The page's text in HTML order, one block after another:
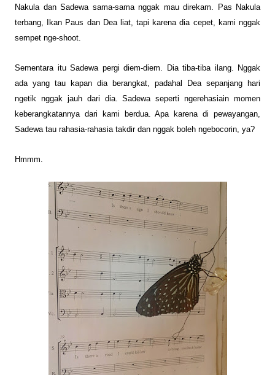
Nakula dan Sadewa sama-sama nggak mau direkam. Pas Nakula
terbang, Ikan Paus dan Dea liat, tapi karena dia cepet, kami nggak
sempet nge-shoot.
Sementara itu Sadewa pergi diem-diem.
Dia tiba-tiba ilang. Nggak
ada yang tau kapan dia berangkat, padahal Dea sepanjang hari
ngetik nggak jauh dari dia. Sadewaseperti ngerehasiain momen
keberangkatannya dari kami berdua. Apa karena di pewayangan,
Sadewa tau rahasia-rahasiatakdir dan nggak boleh ngebocorin, ya?
Hmmm.